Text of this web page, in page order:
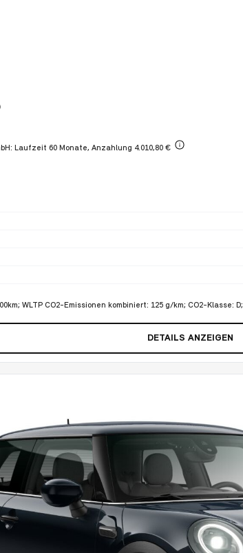
Laufzeit 60 Monate, Anzahlung 4.010,80 €
WLTP CO2-Emissionen kombiniert: 125 g/km; CO2-Klasse: D;
DETAILS ANZEIGEN